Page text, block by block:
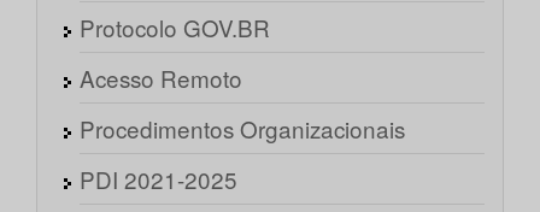
Protocolo GOV.BR
Acesso Remoto
Procedimentos Organizacionais
PDI 2021-2025